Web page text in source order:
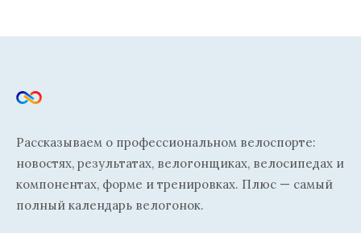
Рассказываем о профессиональном велоспорте:
новостях, результатах, велогонщиках, велосипедах и
компонентах, форме и тренировках. Плюс — самый
полный календарь велогонок.